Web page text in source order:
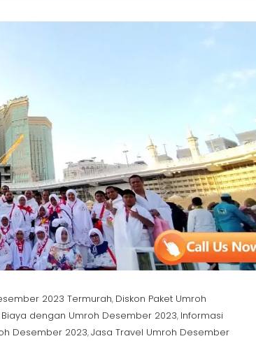
2023 Termurah, Diskon Paket Umroh
dengan Umroh Desember 2023, Informasi
Desember 2023,Jasa Travel Umroh Desember